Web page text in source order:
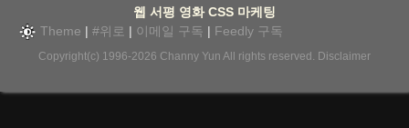
웹 서평 영화 CSS 마케팅
Theme | #위로 | 이메일 구독 | Feedly 구독
Copyright(c) 1996-2026 Channy Yun All rights reserved. Disclaimer